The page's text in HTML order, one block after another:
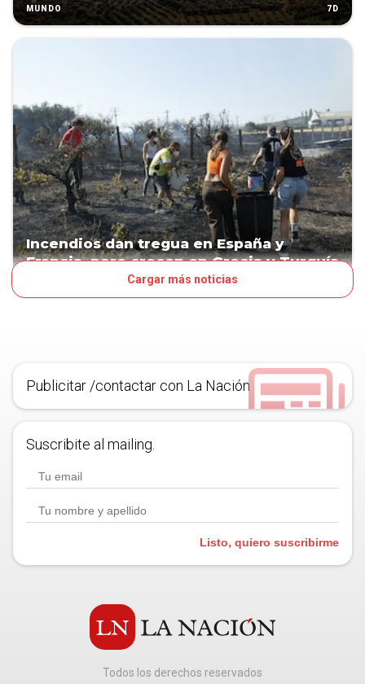
MUNDO 7D
Incendios dan tregua en España y
Francia, pero crecen en Grecia y Turquía
Cargar más noticias
Publicitar /contactar con La Nación
Suscribite al mailing.
Listo, quiero suscribirme
Todos los derechos reservados